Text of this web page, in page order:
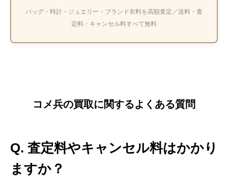
バッグ・時計・ジュエリー・ブランド衣料を高額査定／送料・査
定料・キャンセル料すべて無料
コメ兵の買取に関するよくある質問
Q. 査定料やキャンセル料はかかり
ますか？